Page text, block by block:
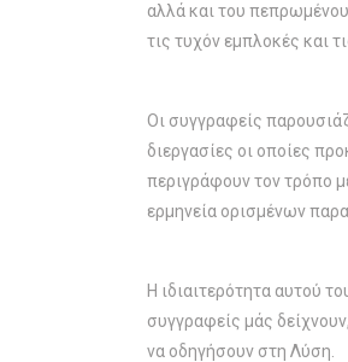
αλλά και του
τις τυχόν εμπλοκές και
Οι συγγραφείς
διεργασίες οι οποίες
περιγράφουν τον τρόπο
ερμηνεία ορισμένων
Η ιδιαιτερότητα αυτού
συγγραφείς μάς
να οδηγήσουν στη Λύση.